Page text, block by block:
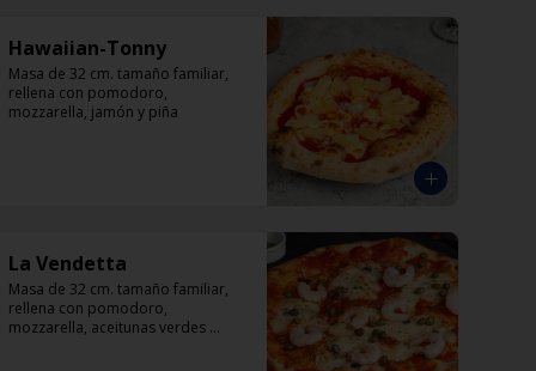
Hawaiian-Tonny
Masa de 32 cm. tamaño familiar,
rellena con pomodoro,
mozzarella, jamón y piña
La Vendetta
Masa de 32 cm. tamaño familiar,
rellena con pomodoro,
mozzarella, aceitunas verdes